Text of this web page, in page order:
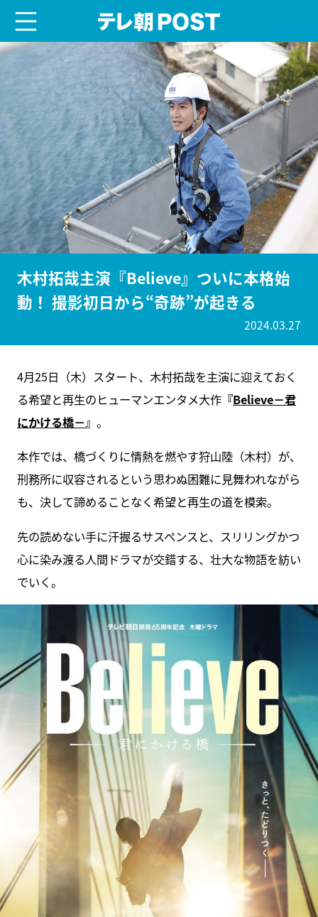
木村拓哉主演『Believe』ついに本格始
動！ 撮影初日から“奇跡”が起きる
2024.03.27
4月25日（木）スタート、木村拓哉を主演に迎えておく
る希望と再生のヒューマンエンタメ大作『Believe－君
にかける橋－』 。
本作では、橋づくりに情熱を燃やす狩山陸（木村）が、
刑務所に収容されるという思わぬ困難に見舞われながら
も、決して諦めることなく希望と再生の道を模索。
先の読めない手に汗握るサスペンスと、スリリングかつ
心に染み渡る人間ドラマが交錯する、壮大な物語を紡い
でいく。